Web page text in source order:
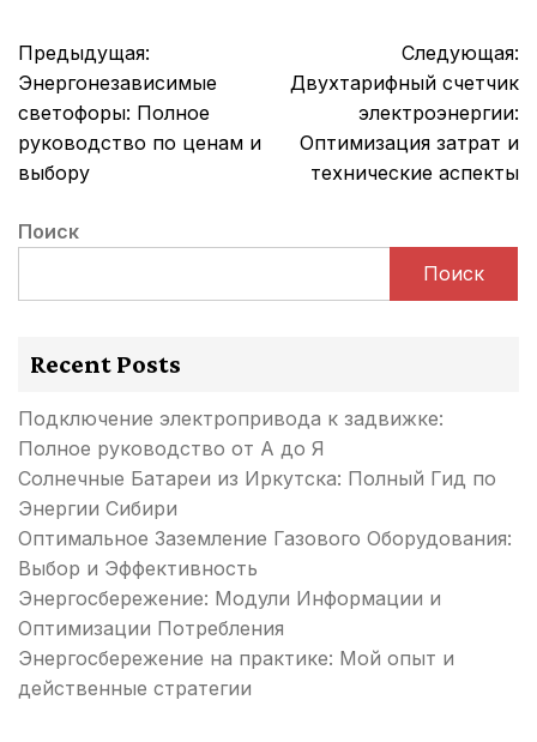
Навигация
по
записям
Предыдущая:
Энергонезависимые
светофоры: Полное
руководство по ценам и
выбору
Следующая:
Двухтарифный счетчик
электроэнергии:
Оптимизация затрат и
технические аспекты
Поиск
Поиск
Recent Posts
Подключение электропривода к задвижке:
Полное руководство от А до Я
Солнечные Батареи из Иркутска: Полный Гид по
Энергии Сибири
Оптимальное Заземление Газового Оборудования:
Выбор и Эффективность
Энергосбережение: Модули Информации и
Оптимизации Потребления
Энергосбережение на практике: Мой опыт и
действенные стратегии